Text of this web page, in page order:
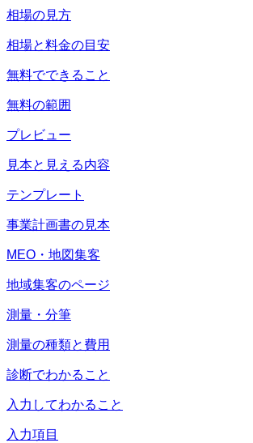
相場の見方
相場と料金の目安
無料でできること
無料の範囲
プレビュー
見本と見える内容
テンプレート
事業計画書の見本
MEO・地図集客
地域集客のページ
測量・分筆
測量の種類と費用
診断でわかること
入力してわかること
入力項目